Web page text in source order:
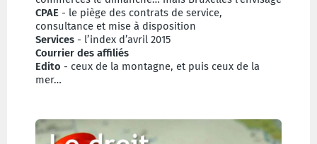
CPAE - le piège des contrats de service,
consultance et mise à disposition
Services - l’index d’avril 2015
Courrier des affiliés
Edito - ceux de la montagne, et puis ceux de la
mer…